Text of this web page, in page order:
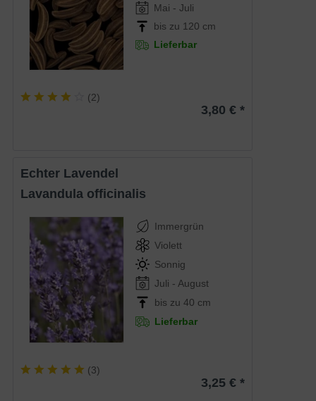
Mai - Juli
bis zu 120 cm
Lieferbar
(2)
3,80 € *
Echter Lavendel
Lavandula officinalis
Immergrün
Violett
Sonnig
Juli - August
bis zu 40 cm
Lieferbar
(3)
3,25 € *